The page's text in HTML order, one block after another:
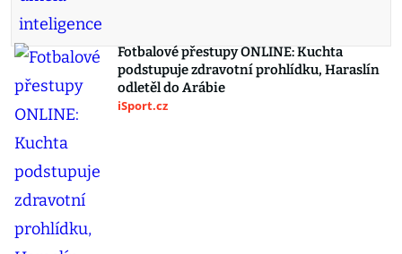
Fotbalové přestupy ONLINE: Kuchta
podstupuje zdravotní prohlídku, Haraslín
odletěl do Arábie
iSport.cz